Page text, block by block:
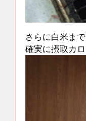
さらに白米ま
確実に摂取カ